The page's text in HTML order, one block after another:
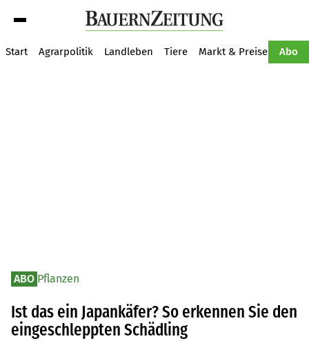
Start Agrarpolitik Landleben Tiere Markt & Preise Abo
ABO Pflanzen
Ist das ein Japankäfer? So erkennen Sie den
eingeschleppten Schädling